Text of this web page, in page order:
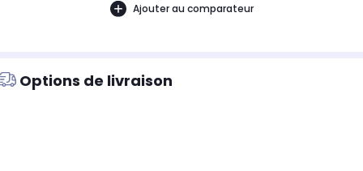
Ajouter au comparateur
Options de livraison